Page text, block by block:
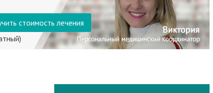
стоимость лечения